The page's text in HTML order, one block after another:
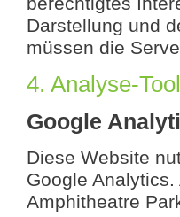
Darstellung und
müssen die
4. Analyse-
Google
Diese Website
Google
Amphitheatre